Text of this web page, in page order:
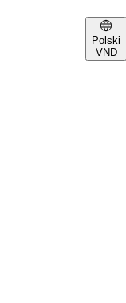
Polski
VND